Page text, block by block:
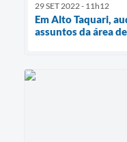
29 SET 2022 - 11h12
Em Alto Taquari,
assuntos da área